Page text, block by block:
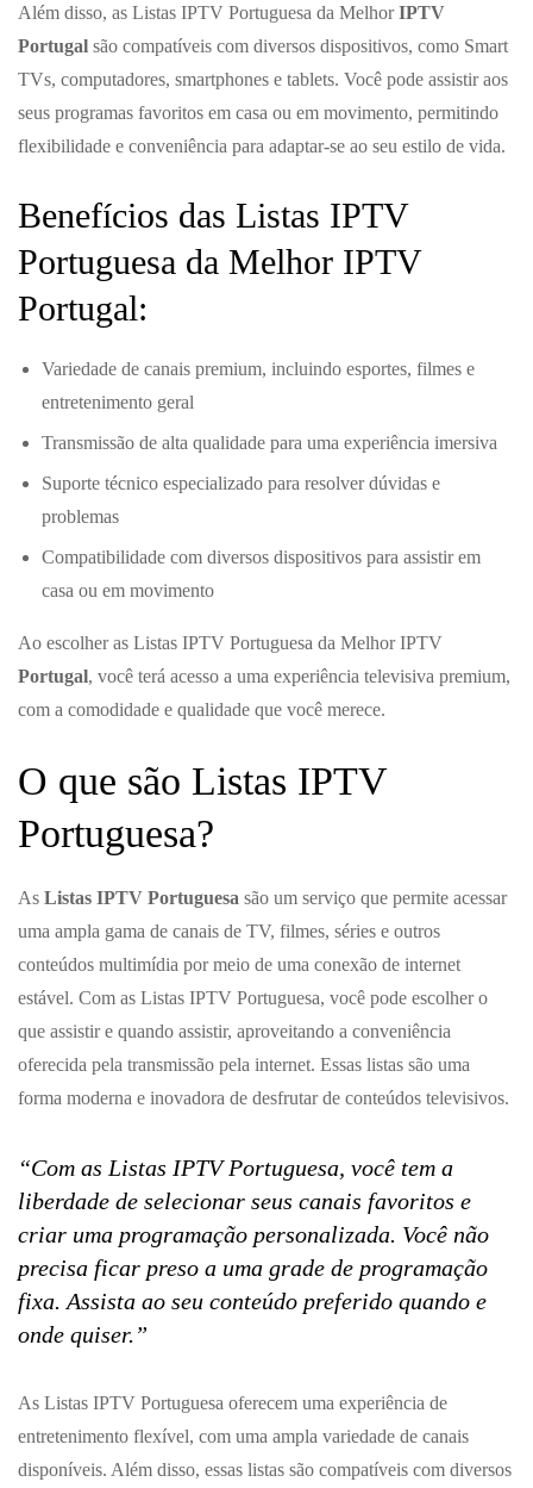
Além disso, as Listas IPTV Portuguesa da MelhorIPTV
Portugal são compatíveis com diversos dispositivos, como Smart
TVs, computadores, smartphones e tablets. Você pode assistir aos
seus programas favoritos em casa ou em movimento, permitindo
flexibilidade e conveniência para adaptar-se ao seu estilo de vida.
Benefícios das Listas IPTV
Portuguesa da Melhor IPTV
Portugal:
Variedade de canais premium, incluindo esportes, filmes e
entretenimento geral
Transmissão de alta qualidade para uma experiência imersiva
Suporte técnico especializado para resolver dúvidas e
problemas
Compatibilidade com diversos dispositivos para assistir em
casa ou em movimento
Ao escolher as Listas IPTV Portuguesa da Melhor IPTV
Portugal, você terá acesso a uma experiência televisiva premium,
com a comodidade e qualidade que você merece.
O que são Listas IPTV
Portuguesa?
As Listas IPTV Portuguesa são um serviço que permite acessar
uma ampla gama de canais de TV, filmes, séries e outros
conteúdos multimídia por meio de uma conexão de internet
estável. Com as Listas IPTV Portuguesa, você pode escolher o
que assistir e quando assistir, aproveitando a conveniência
oferecida pela transmissão pela internet. Essas listas são uma
forma moderna e inovadora de desfrutar de conteúdos televisivos.
“Com as Listas IPTV Portuguesa, você tem a
liberdade de selecionar seus canais favoritos e
criar uma programação personalizada. Você não
precisa ficar preso a uma grade de programação
fixa. Assista ao seu conteúdo preferido quando e
onde quiser.”
As Listas IPTV Portuguesa oferecem uma experiência de
entretenimento flexível, com uma ampla variedade de canais
disponíveis. Além disso, essas listas são compatíveis com diversos